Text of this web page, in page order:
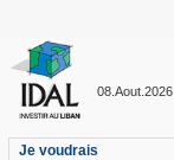
08.Aout.2026
Je voudrais